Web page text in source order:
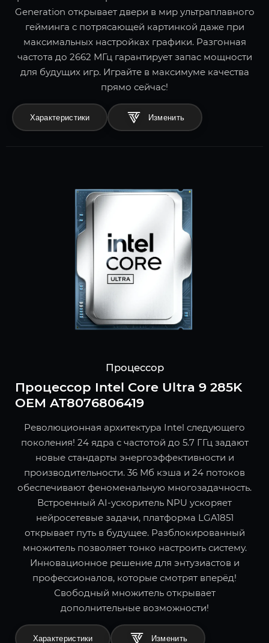
Generation открывает двери в мир ультраплавного
гейминга с потрясающей картинкой даже при
максимальных настройках графики. Разгонная
частота до 2662 МГц гарантирует запас мощности
для будущих игр. Играйте в максимуме качества
прямо сейчас!
Характеристики
Процессор
Процессор Intel Core Ultra 9 285K
OEM AT8076806419
Революционная архитектура Intel следующего
поколения! 24 ядра с частотой до 5.7 ГГц задают
новые стандарты энергоэффективности и
производительности. 36 Мб кэша и 24 потоков
обеспечивают феноменальную многозадачность.
Встроенный AI-ускоритель NPU ускоряет
нейросетевые задачи, платформа LGA1851
открывает путь в будущее. Разблокированный
множитель позволяет тонко настроить систему.
Инновационное решение для энтузиастов и
профессионалов, которые смотрят вперёд!
Свободный множитель открывает
дополнительные возможности!
Характеристики